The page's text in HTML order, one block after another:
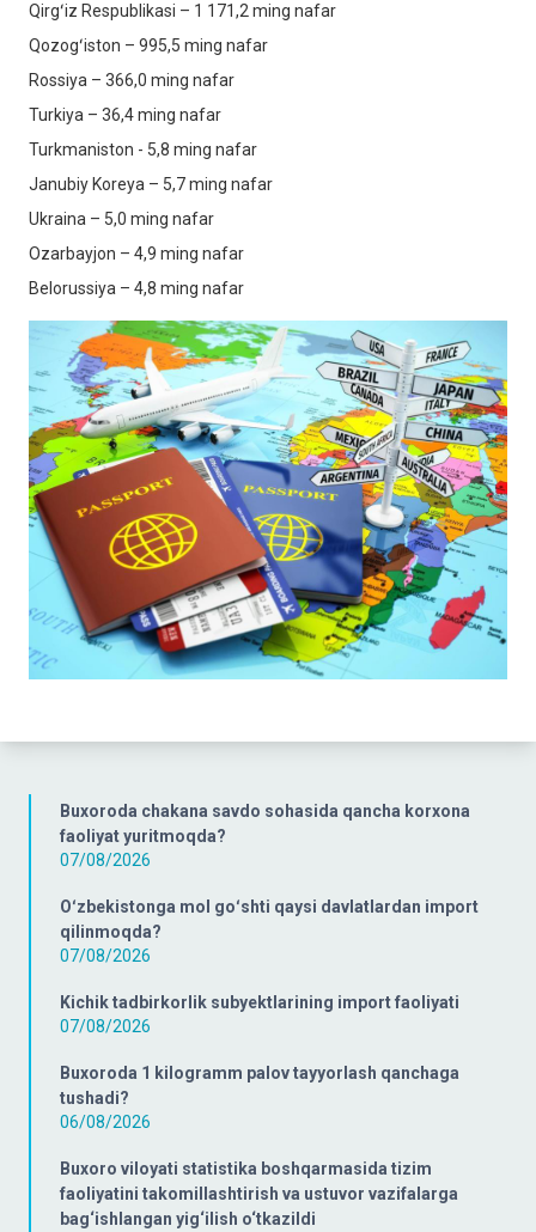
Buxoroda chakana savdo sohasida qancha korxona
faoliyat yuritmoqda?
07/08/2026
Oʻzbekistonga mol goʻshti qaysi davlatlardan import
qilinmoqda?
07/08/2026
Kichik tadbirkorlik subyektlarining import faoliyati
07/08/2026
Buxoroda 1 kilogramm palov tayyorlash qanchaga
tushadi?
06/08/2026
Buxoro viloyati statistika boshqarmasida tizim
faoliyatini takomillashtirish va ustuvor vazifalarga
bag‘ishlangan yig‘ilish o‘tkazildi
Qirgʻiz Respublikasi – 1 171,2 ming nafar
Qozogʻiston – 995,5 ming nafar
Rossiya – 366,0 ming nafar
Turkiya – 36,4 ming nafar
Turkmaniston - 5,8 ming nafar
Janubiy Koreya – 5,7 ming nafar
Ukraina – 5,0 ming nafar
Ozarbayjon – 4,9 ming nafar
Belorussiya – 4,8 ming nafar